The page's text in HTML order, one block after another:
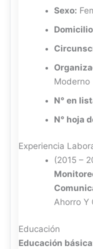
Sexo:
Moderno
N° en
N° hoja
Experiencia
(2015 –
Ahorro Y
Educación
Educación